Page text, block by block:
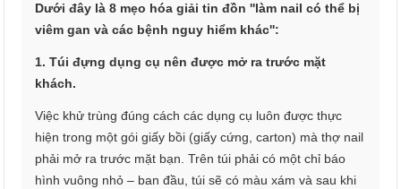
Dưới đây là 8 mẹo hóa giải tin đồn ''làm nail có thể bị
viêm gan và các bệnh nguy hiểm khác'':
1. Túi đựng dụng cụ nên được mở ra trước mặt
khách.
Việc khử trùng đúng cách các dụng cụ luôn được thực
hiện trong một gói giấy bồi (giấy cứng, carton) mà thợ nail
phải mở ra trước mặt bạn. Trên túi phải có một chỉ báo
hình vuông nhỏ – ban đầu, túi sẽ có màu xám và sau khi